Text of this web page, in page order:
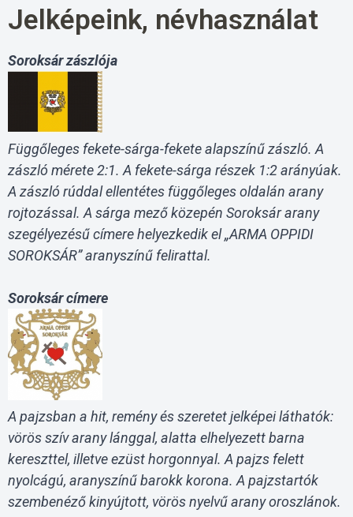
Jelképeink, névhasználat
Soroksár zászlója
Függőleges fekete-sárga-fekete alapszínű zászló. A
zászló mérete 2:1. A fekete-sárga részek 1:2 arányúak.
A zászló rúddal ellentétes függőleges oldalán arany
rojtozással. A sárga mező közepén Soroksár arany
szegélyezésű címere helyezkedik el „ARMA OPPIDI
SOROKSÁR” aranyszínű felirattal.
Soroksár címere
A pajzsban a hit, remény és szeretet jelképei láthatók:
vörös szív arany lánggal, alatta elhelyezett barna
kereszttel, illetve ezüst horgonnyal. A pajzs felett
nyolcágú, aranyszínű barokk korona. A pajzstartók
szembenéző kinyújtott, vörös nyelvű arany oroszlánok.